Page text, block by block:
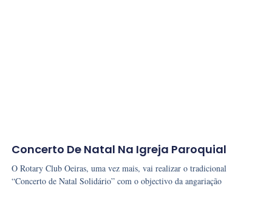
Concerto De Natal Na Igreja Paroquial
O Rotary Club Oeiras, uma vez mais, vai realizar o tradicional
“Concerto de Natal Solidário” com o objectivo da angariação